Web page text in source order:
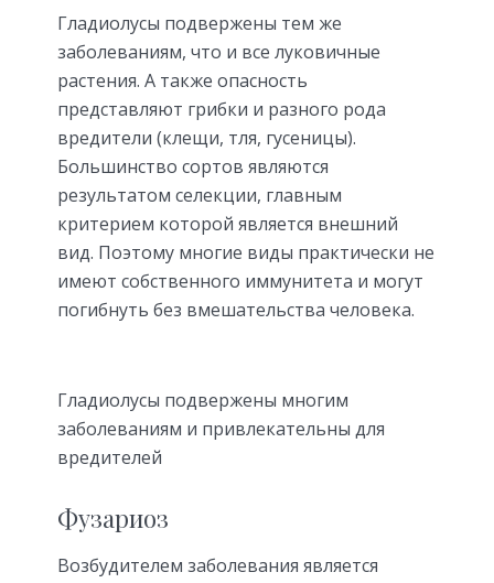
Гладиолусы подвержены тем же
заболеваниям, что и все луковичные
растения. А также опасность
представляют грибки и разного рода
вредители (клещи, тля, гусеницы).
Большинство сортов являются
результатом селекции, главным
критерием которой является внешний
вид. Поэтому многие виды практически не
имеют собственного иммунитета и могут
погибнуть без вмешательства человека.
Гладиолусы подвержены многим
заболеваниям и привлекательны для
вредителей
Фузариоз
Возбудителем заболевания является